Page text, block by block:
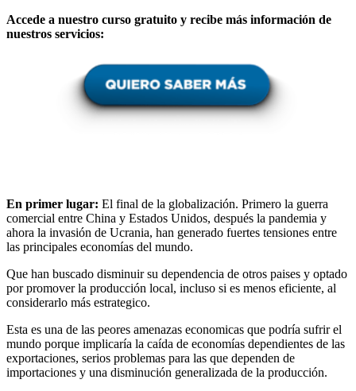
Accede a nuestro curso gratuito y recibe más información de
nuestros servicios:
En primer lugar: El final de la globalización. Primero la guerra
comercial entre China y Estados Unidos, después la pandemia y
ahora la invasión de Ucrania, han generado fuertes tensiones entre
las principales economías del mundo.
Que han buscado disminuir su dependencia de otros paises y optado
por promover la producción local, incluso si es menos eficiente, al
considerarlo más estrategico.
Esta es una de las peores amenazas economicas que podría sufrir el
mundo porque implicaría la caída de economías dependientes de las
exportaciones, serios problemas para las que dependen de
importaciones y una disminución generalizada de la producción.